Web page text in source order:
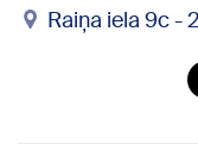
Raiņa iela 9c -